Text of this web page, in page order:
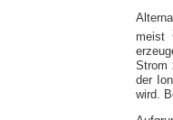
meist
Strom
der
wird.